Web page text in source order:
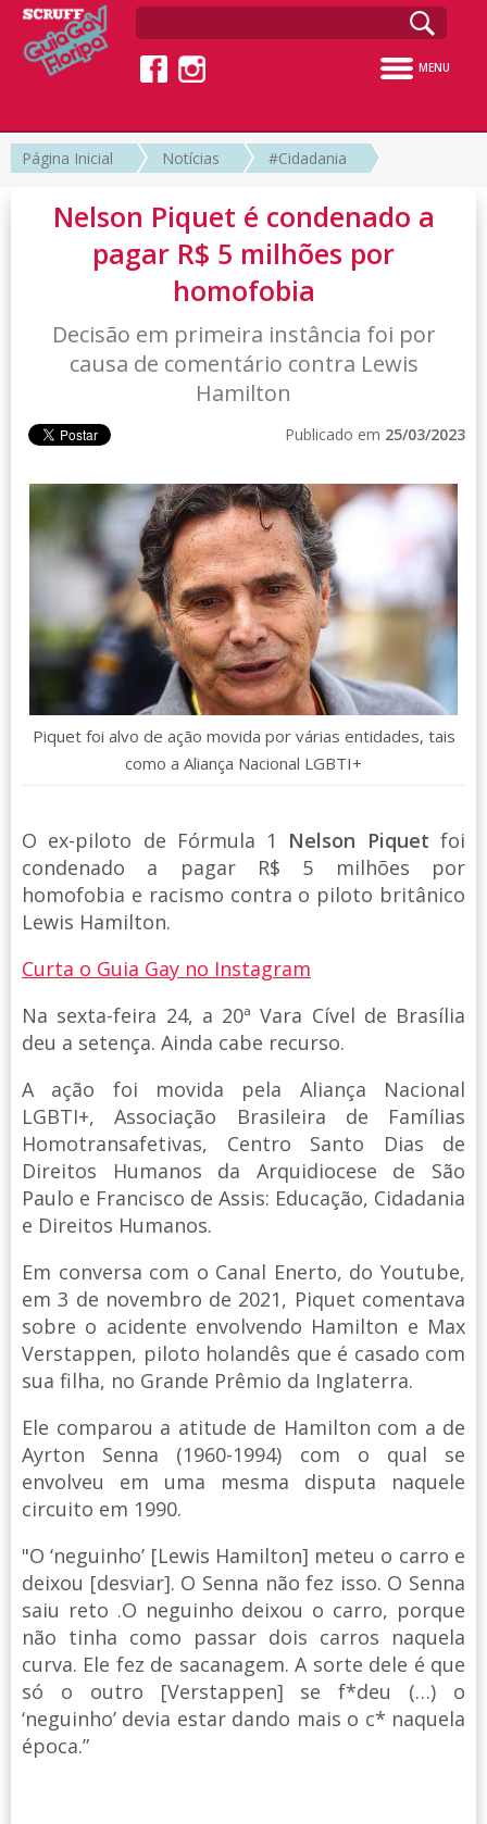
MENU
Página Inicial Notícias #Cidadania
Nelson Piquet é condenado a
pagar R$ 5 milhões por
homofobia
Decisão em primeira instância foi por
causa de comentário contra Lewis
Hamilton
Publicado em 25/03/2023
Piquet foi alvo de ação movida por várias entidades, tais
como a Aliança Nacional LGBTI+
O ex-piloto de Fórmula 1 Nelson Piquet foi
condenado a pagar R$ 5 milhões por
homofobia e racismo contra o piloto britânico
Lewis Hamilton.
Curta o Guia Gay no Instagram
Na sexta-feira 24, a 20ª Vara Cível de Brasília
deu a setença. Ainda cabe recurso.
A ação foi movida pela Aliança Nacional
LGBTI+, Associação Brasileira de Famílias
Homotransafetivas, Centro Santo Dias de
Direitos Humanos da Arquidiocese de São
Paulo e Francisco de Assis: Educação, Cidadania
e Direitos Humanos.
Em conversa com o Canal Enerto, do Youtube,
em 3 de novembro de 2021, Piquet comentava
sobre o acidente envolvendo Hamilton e Max
Verstappen, piloto holandês que é casado com
sua filha, no Grande Prêmio da Inglaterra.
Ele comparou a atitude de Hamilton com a de
Ayrton Senna (1960-1994) com o qual se
envolveu em uma mesma disputa naquele
circuito em 1990.
"O ‘neguinho’ [Lewis Hamilton] meteu o carro e
deixou [desviar]. O Senna não fez isso. O Senna
saiu reto .O neguinho deixou o carro, porque
não tinha como passar dois carros naquela
curva. Ele fez de sacanagem. A sorte dele é que
só o outro [Verstappen] se f*deu (…) o
‘neguinho’ devia estar dando mais o c* naquela
época.”